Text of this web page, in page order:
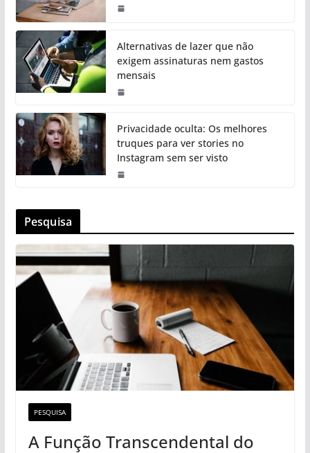
Alternativas de lazer que não
exigem assinaturas nem gastos
mensais
Privacidade oculta: Os melhores
truques para ver stories no
Instagram sem ser visto
Pesquisa
PESQUISA
A Função Transcendental do